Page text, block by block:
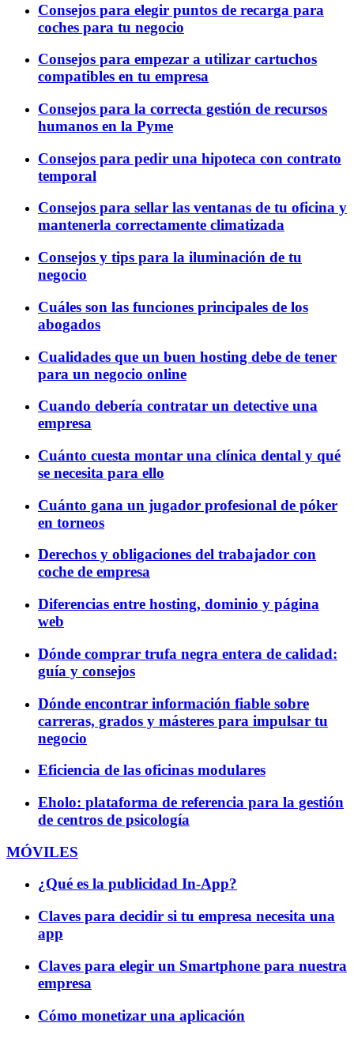
Consejos para elegir puntos de recarga para
coches para tu negocio
Consejos para empezar a utilizar cartuchos
compatibles en tu empresa
Consejos para la correcta gestión de recursos
humanos en la Pyme
Consejos para pedir una hipoteca con contrato
temporal
Consejos para sellar las ventanas de tu oficina y
mantenerla correctamente climatizada
Consejos y tips para la iluminación de tu
negocio
Cuáles son las funciones principales de los
abogados
Cualidades que un buen hosting debe de tener
para un negocio online
Cuando debería contratar un detective una
empresa
Cuánto cuesta montar una clínica dental y qué
se necesita para ello
Cuánto gana un jugador profesional de póker
en torneos
Derechos y obligaciones del trabajador con
coche de empresa
Diferencias entre hosting, dominio y página
web
Dónde comprar trufa negra entera de calidad:
guía y consejos
Dónde encontrar información fiable sobre
carreras, grados y másteres para impulsar tu
negocio
Eficiencia de las oficinas modulares
Eholo: plataforma de referencia para la gestión
de centros de psicología
MÓVILES
¿Qué es la publicidad In-App?
Claves para decidir si tu empresa necesita una
app
Claves para elegir un Smartphone para nuestra
empresa
Cómo monetizar una aplicación